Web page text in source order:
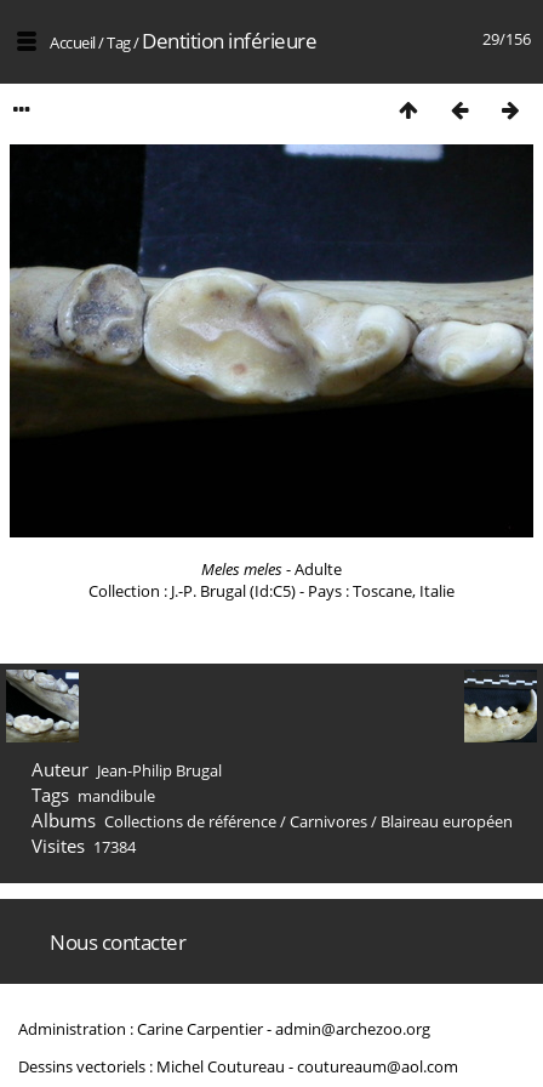
29/156
Accueil/Tag/Dentition inférieure
Meles meles- Adulte
Collection : J.-P. Brugal (Id:C5) - Pays : Toscane, Italie
Auteur Jean-Philip Brugal
Tags mandibule
Albums Collections de référence/Carnivores/ Blaireau européen
Visites 17384
Nous contacter
Administration : Carine Carpentier -admin@archezoo.org
Dessins vectoriels : Michel Coutureau -coutureaum@aol.com